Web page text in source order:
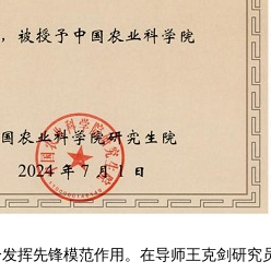
挥先锋模范作用。在导师王克剑研究